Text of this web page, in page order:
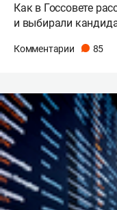
Как в Госсовете
и выбирали
Комментарии 85